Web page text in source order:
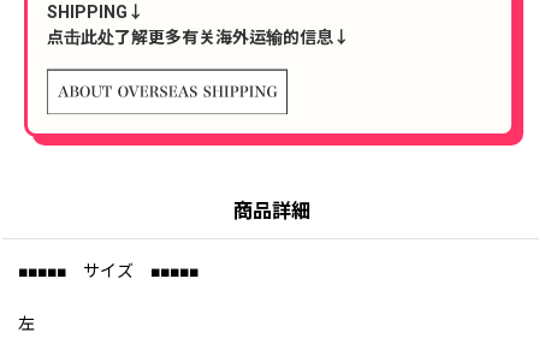
SHIPPING↓
点击此处了解更多有关海外运输的信息↓
商品詳細
■■■■■ サイズ ■■■■■
左